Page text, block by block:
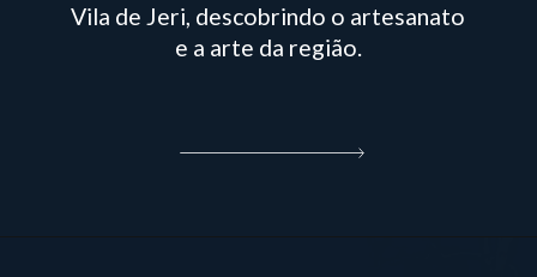
Vila de Jeri, descobrindo o artesanato
e a arte da região.